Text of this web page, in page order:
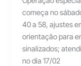
começa no
40 a 58, ajustes
orientação para
sinalizados;
no dia 17/02